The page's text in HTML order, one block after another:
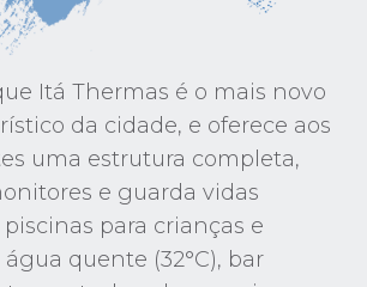
Itá Thermas é o mais novo
da cidade, e oferece aos
uma estrutura completa,
e guarda vidas
piscinas para crianças e
quente (32°C), bar